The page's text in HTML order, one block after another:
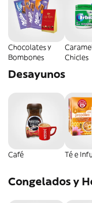
Chocolates y
Bombones
Chicles
Desayunos
Café Té e
Congelados y